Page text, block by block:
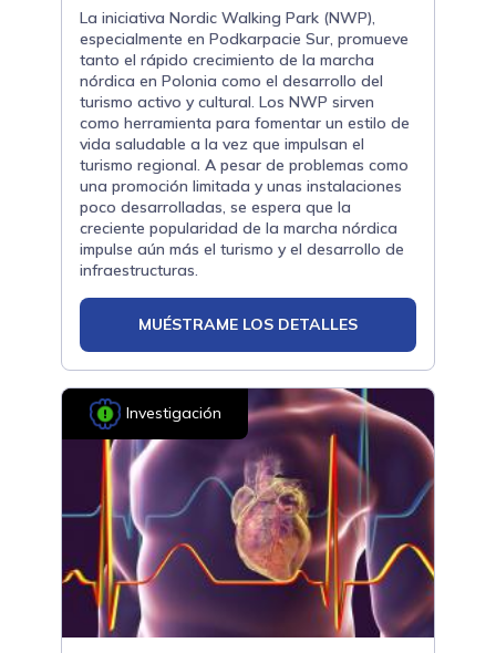
La iniciativa Nordic Walking Park (NWP),
especialmente en Podkarpacie Sur, promueve
tanto el rápido crecimiento de la marcha
nórdica en Polonia como el desarrollo del
turismo activo y cultural. Los NWP sirven
como herramienta para fomentar un estilo de
vida saludable a la vez que impulsan el
turismo regional. A pesar de problemas como
una promoción limitada y unas instalaciones
poco desarrolladas, se espera que la
creciente popularidad de la marcha nórdica
impulse aún más el turismo y el desarrollo de
infraestructuras.
MUÉSTRAME LOS DETALLES
Investigación